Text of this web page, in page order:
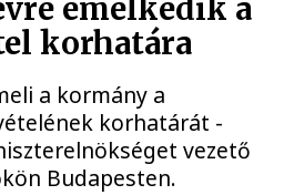
emelkedik a
korhatára
a kormány a
korhatárát -
vezető
Budapesten.